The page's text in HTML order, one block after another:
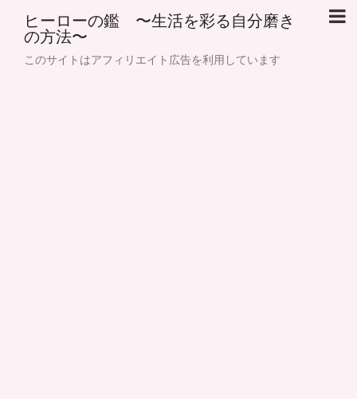
ヒーローの鑑 〜生活を彩る自分磨き
の方法〜
このサイトはアフィリエイト広告を利用しています